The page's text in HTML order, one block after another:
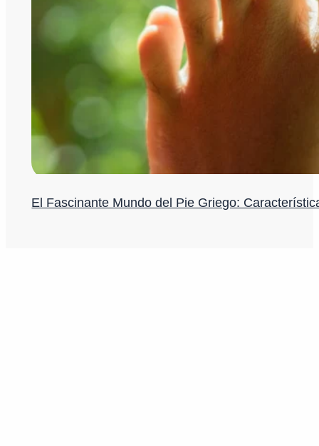
El Fascinante Mundo del Pie Griego: